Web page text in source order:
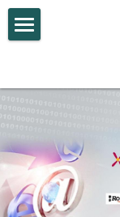
電商學堂
跨境行銷
微信行銷
參考教材
跨境電商